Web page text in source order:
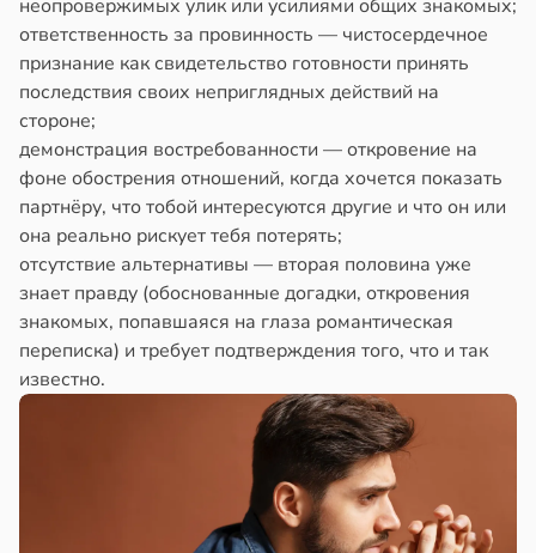
неопровержимых улик или усилиями общих знакомых;
ответственность за провинность — чистосердечное
признание как свидетельство готовности принять
последствия своих неприглядных действий на
стороне;
демонстрация востребованности — откровение на
фоне обострения отношений, когда хочется показать
партнёру, что тобой интересуются другие и что он или
она реально рискует тебя потерять;
отсутствие альтернативы — вторая половина уже
знает правду (обоснованные догадки, откровения
знакомых, попавшаяся на глаза романтическая
переписка) и требует подтверждения того, что и так
известно.